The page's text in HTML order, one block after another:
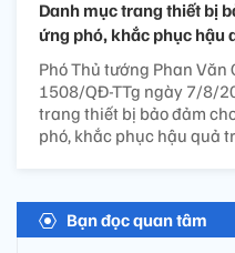
Danh mục trang thiết bị
ứng phó, khắc phục hậu
Phó Thủ tướng Phan Văn
1508/QĐ-TTg ngày 7/8/
trang thiết bị bảo đảm
phó, khắc phục hậu quả
Bạn đọc quan tâm